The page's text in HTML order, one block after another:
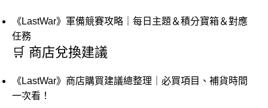
《LastWar》軍備競賽攻略｜每日主題＆積分寶箱＆對應
任務
🛒 商店兌換建議
《LastWar》商店購買建議總整理｜必買項目、補貨時間
一次看！